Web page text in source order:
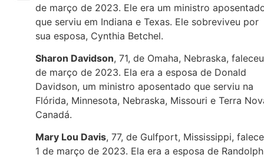
de março de 2023. Ele era um ministro
que serviu em Indiana e Texas. Ele sobreviveu por
sua esposa, Cynthia Betchel.
Sharon Davidson, 71, de Omaha, Nebraska,
de março de 2023. Ela era a esposa de Donald
Davidson, um ministro aposentado que serviu na
Flórida, Minnesota, Nebraska, Missouri e Terra
Canadá.
Mary Lou Davis, 77, de Gulfport, Mississippi,
1 de março de 2023. Ela era a esposa de Randolph